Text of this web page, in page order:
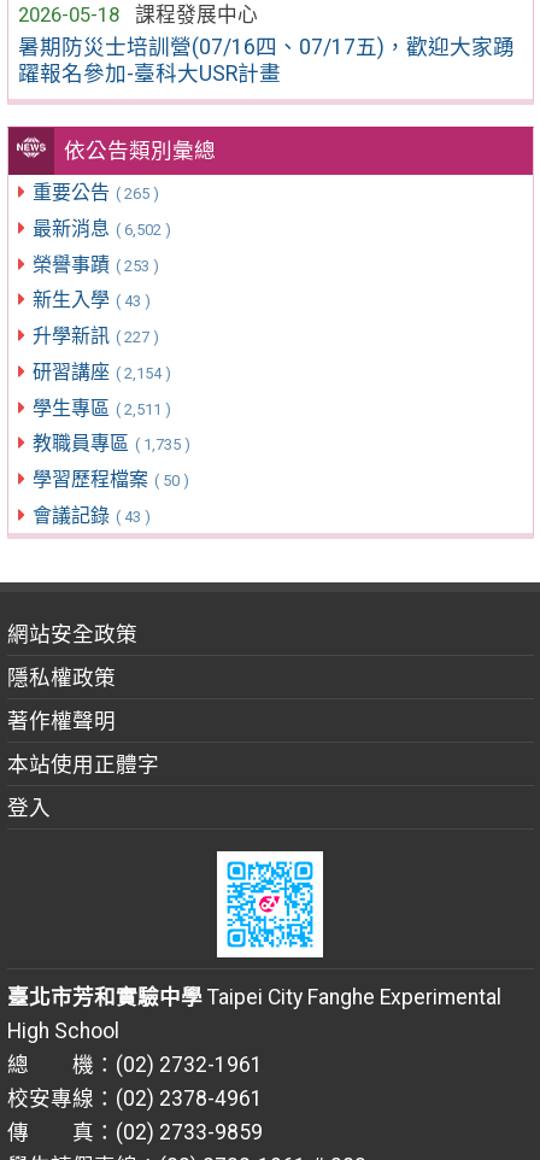
2026-05-18
課程發展中心
暑期防災士培訓營(07/16四、07/17五)，歡迎大家踴
躍報名參加-臺科大USR計畫
依公告類別彙總
重要公告 ( 265 )
最新消息 ( 6,502 )
榮譽事蹟 ( 253 )
新生入學 ( 43 )
升學新訊 ( 227 )
研習講座 ( 2,154 )
學生專區 ( 2,511 )
教職員專區 ( 1,735 )
學習歷程檔案 ( 50 )
會議記錄 ( 43 )
網站安全政策
隱私權政策
著作權聲明
本站使用正體字
登入
臺北市芳和實驗中學Taipei City Fanghe Experimental
High School
總 機：(02) 2732-1961
校安專線：(02) 2378-4961
傳 真：(02) 2733-9859